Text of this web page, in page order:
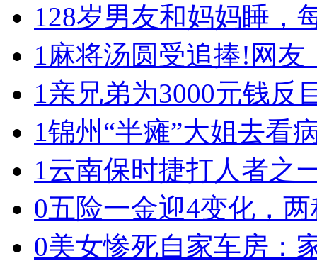
128岁男友和妈妈睡，
1麻将汤圆受追捧!网友
1亲兄弟为3000元钱反
1锦州“半瘫”大姐去看
1云南保时捷打人者之
0五险一金迎4变化，
0美女惨死自家车房：